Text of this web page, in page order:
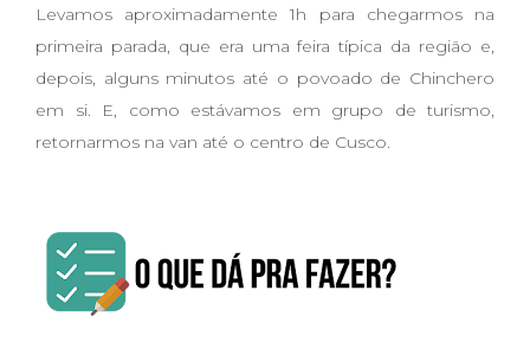
Levamos aproximadamente 1h para chegarmos na
primeira parada, que era uma feira típica da região e,
depois, alguns minutos até o povoado de Chinchero
em si. E, como estávamos em grupo de turismo,
retornarmos na van até o centro de Cusco.